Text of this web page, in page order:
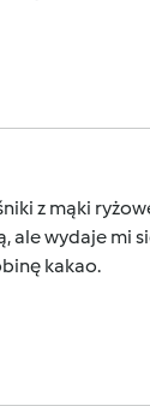
z mąki
ale wydaje mi
kakao.